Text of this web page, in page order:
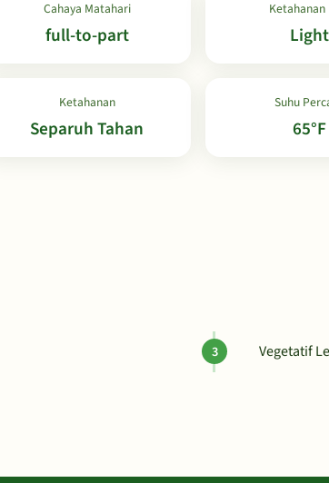
Cahaya Matahari
full-to-part
Ketahanan
Light
Ketahanan
Separuh Tahan
Suhu
65°F
Vegetatif